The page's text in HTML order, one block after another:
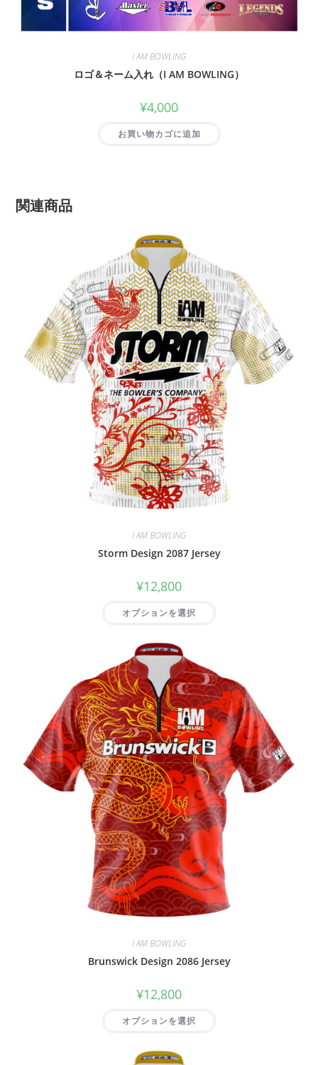
I AM BOWLING
ロゴ＆ネーム入れ（I AM BOWLING）
¥4,000
お買い物カゴに追加
関連商品
I AM BOWLING
Storm Design 2087 Jersey
¥12,800
オプションを選択
I AM BOWLING
Brunswick Design 2086 Jersey
¥12,800
オプションを選択